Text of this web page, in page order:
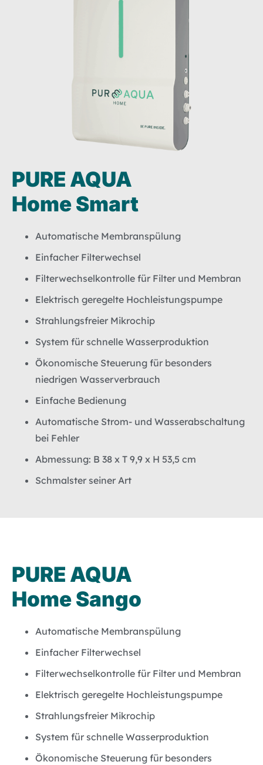
PURE AQUA
Home Smart
Automatische Membranspülung
Einfacher Filterwechsel
Filterwechselkontrolle für Filter und Membran
Elektrisch geregelte Hochleistungspumpe
Strahlungsfreier Mikrochip
System für schnelle Wasserproduktion
Ökonomische Steuerung für besonders
niedrigen Wasserverbrauch
Einfache Bedienung
Automatische Strom- und Wasserabschaltung
bei Fehler
Abmessung: B 38 x T 9,9 x H 53,5 cm
Schmalster seiner Art
PURE AQUA
Home Sango
Automatische Membranspülung
Einfacher Filterwechsel
Filterwechselkontrolle für Filter und Membran
Elektrisch geregelte Hochleistungspumpe
Strahlungsfreier Mikrochip
System für schnelle Wasserproduktion
Ökonomische Steuerung für besonders